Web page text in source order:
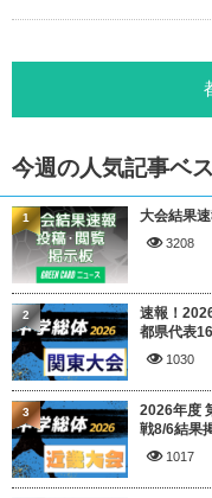
今週の人気記事ベ
大会結果
3208
1
速報！
都県代表
1030
2
2026年度
戦8/6結果
1017
3